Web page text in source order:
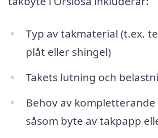
Typ av takmaterial (t.ex.
plåt eller shingel)
Takets lutning och
Behov av
såsom byte av takpapp